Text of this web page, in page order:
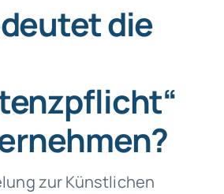
die
zur Künstlichen